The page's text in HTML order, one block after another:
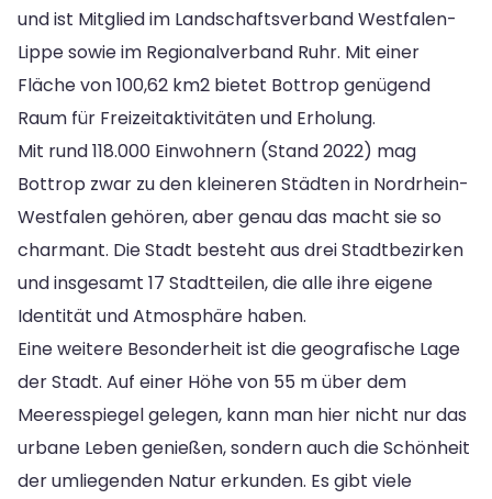
und ist Mitglied im Landschaftsverband Westfalen-
Lippe sowie im Regionalverband Ruhr. Mit einer
Fläche von 100,62 km2 bietet Bottrop genügend
Raum für Freizeitaktivitäten und Erholung.
Mit rund 118.000 Einwohnern (Stand 2022) mag
Bottrop zwar zu den kleineren Städten in Nordrhein-
Westfalen gehören, aber genau das macht sie so
charmant. Die Stadt besteht aus drei Stadtbezirken
und insgesamt 17 Stadtteilen, die alle ihre eigene
Identität und Atmosphäre haben.
Eine weitere Besonderheit ist die geografische Lage
der Stadt. Auf einer Höhe von 55 m über dem
Meeresspiegel gelegen, kann man hier nicht nur das
urbane Leben genießen, sondern auch die Schönheit
der umliegenden Natur erkunden. Es gibt viele